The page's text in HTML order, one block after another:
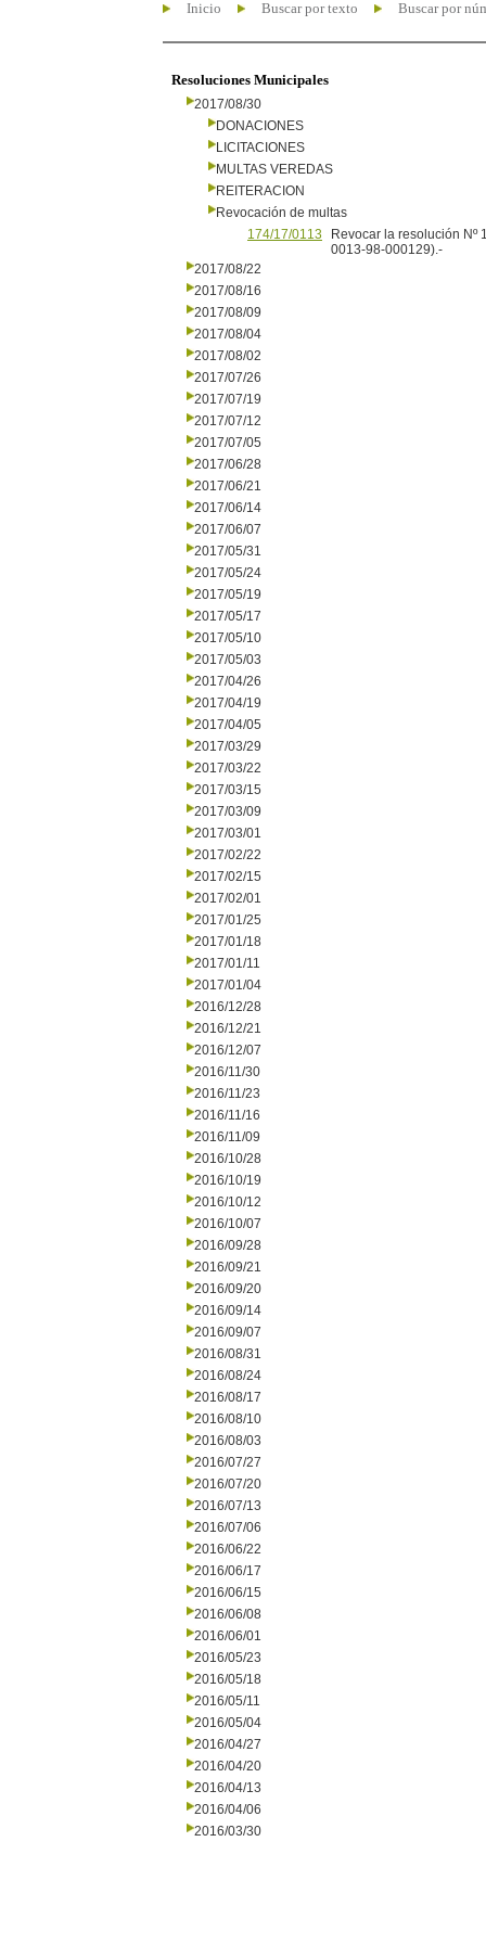
Inicio Buscar por texto Buscar por
Resoluciones Municipales
2017/08/30
DONACIONES
LICITACIONES
MULTAS VEREDAS
REITERACION
Revocación de multas
174/17/0113
Revocar la resolución Nº
0013-98-000129).-
2017/08/22
2017/08/16
2017/08/09
2017/08/04
2017/08/02
2017/07/26
2017/07/19
2017/07/12
2017/07/05
2017/06/28
2017/06/21
2017/06/14
2017/06/07
2017/05/31
2017/05/24
2017/05/19
2017/05/17
2017/05/10
2017/05/03
2017/04/26
2017/04/19
2017/04/05
2017/03/29
2017/03/22
2017/03/15
2017/03/09
2017/03/01
2017/02/22
2017/02/15
2017/02/01
2017/01/25
2017/01/18
2017/01/11
2017/01/04
2016/12/28
2016/12/21
2016/12/07
2016/11/30
2016/11/23
2016/11/16
2016/11/09
2016/10/28
2016/10/19
2016/10/12
2016/10/07
2016/09/28
2016/09/21
2016/09/20
2016/09/14
2016/09/07
2016/08/31
2016/08/24
2016/08/17
2016/08/10
2016/08/03
2016/07/27
2016/07/20
2016/07/13
2016/07/06
2016/06/22
2016/06/17
2016/06/15
2016/06/08
2016/06/01
2016/05/23
2016/05/18
2016/05/11
2016/05/04
2016/04/27
2016/04/20
2016/04/13
2016/04/06
2016/03/30